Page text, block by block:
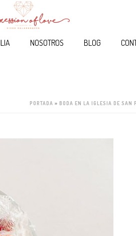
NOSOTROS BLOG
PORTADA » BODA EN LA IGLESIA DE SAN